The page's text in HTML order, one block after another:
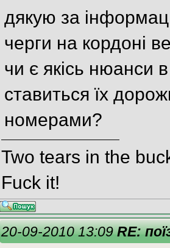
дякую за
черги на кордоні
чи є якісь нюанси
ставиться їх
номерами?
Two tears in the
Fuck it!
20-09-2010 13:09RE: